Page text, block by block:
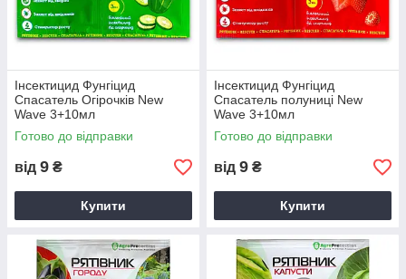
Інсектицид Фунгіцид
Спасатель Огірочків New
Wave 3+10мл
Готово до відправки
від 9 ₴
Купити
Інсектицид Фунгіцид
Спасатель полуниці New
Wave 3+10мл
Готово до відправки
від 9 ₴
Купити